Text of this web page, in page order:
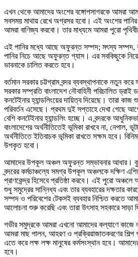
এখন থেকে আমাদের অংশের বঙ্গোপসাগরকে আমরা
সবসময় মাথায় রেখে অগ্রসর হবো। এই অংশের পানির
আমরা বাণিজ্য করবো। তার মাধ্যমে আমরা পুরো
এই পানির মধ্যে আছে অফুরন্ত সম্পদ; মৎস্য সম্পদ,
পানির নিচে আছে অফুরন্ত গ্যাস। এর সবকিছুকে
ভাবনাকে চালিত করতে হবে।
বর্তমান সরকার চট্টগ্রাম বন্দর ব্যবস্থাপনাকে নতুন
সরকার সম্প্রতি বাংলাদেশ নৌবাহিনী পরিচালিত ড্রাই
কনটেইনার হ্যান্ডলিংয়ের দায়িত্ব দিয়েছে। তারা
পরিবর্তন এসেছে। প্রথম দুই সপ্তাহে দেখা গেছে
বেশি কনটেইনার হ্যান্ডলিং হচ্ছে। এ বন্দরকে
বাংলাদেশের অর্থনীতিতেই ভূমিকা রাখবে না, নেপাল,
অর্থনীতিতে ইতিবাচক ভূমিকা রাখতে সক্ষম হবে।
উপকৃত হবো।
আমাদের উপকূল অঞ্চল অফুরন্ত সম্ভাবনার আধার।
বন্দরের কর্মচাঞ্চল্যে সমগ্র উপকূল অঞ্চলকে দক্ষিণ
প্রাণকেন্দ্র হিসেবে প্রতিষ্ঠা করবে। এই পুরো অঞ্চলে
শুধু সমুদ্রের সান্নিধ্য এবং তার ব্যবহারের দক্ষতার
সম্পদ ও পরিবেশের টেকসই ব্যবহার নিশ্চিত করতে
আলোচনা শুরু করেছি এবং তারা উৎসাহ সহকারে সাড়া
গভীর সমুদ্রকে আমরা এখনো আমাদের কল্যাণে কাজে
আমরা মাছ পালন, আহরণ ও প্রক্রিয়াজাতকরণের
এতে করে লক্ষ লক্ষ মানুষের কর্মসংস্থান হবে।
হবে।